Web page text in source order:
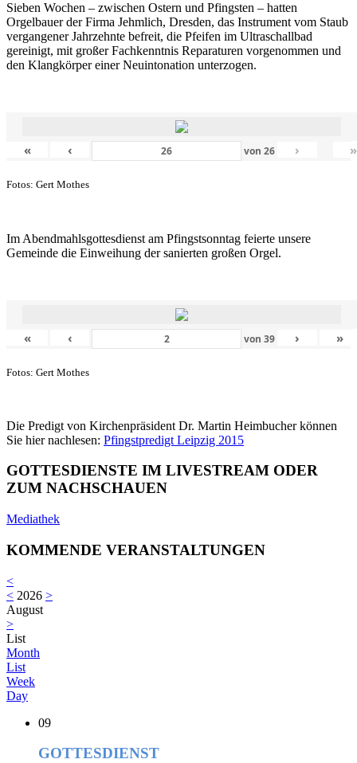
Sieben Wochen – zwischen Ostern und Pfingsten – hatten
Orgelbauer der Firma Jehmlich, Dresden, das Instrument vom Staub
vergangener Jahrzehnte befreit, die Pfeifen im Ultraschallbad
gereinigt, mit großer Fachkenntnis Reparaturen vorgenommen und
den Klangkörper einer Neuintonation unterzogen.
« ‹ von26 › »
Fotos: Gert Mothes
Im Abendmahlsgottesdienst am Pfingstsonntag feierte unsere
Gemeinde die Einweihung der sanierten großen Orgel.
« ‹ von39 › »
Fotos: Gert Mothes
Die Predigt von Kirchenpräsident Dr. Martin Heimbucher können
Sie hier nachlesen: Pfingstpredigt Leipzig 2015
GOTTESDIENSTE IM LIVESTREAM ODER
ZUM NACHSCHAUEN
Mediathek
KOMMENDE VERANSTALTUNGEN
<
< 2026 >
August
>
List
Month
List
Week
Day
09
GOTTESDIENST